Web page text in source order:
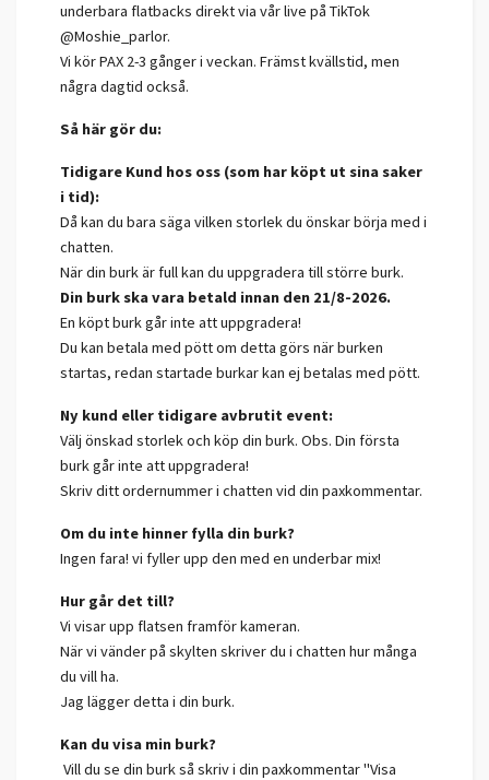
underbara flatbacks direkt via vår live på TikTok
@Moshie_parlor.
Vi kör PAX 2-3 gånger i veckan. Främst kvällstid, men
några dagtid också.
Så här gör du:
Tidigare Kund hos oss (som har köpt ut sina saker
i tid):
Då kan du bara säga vilken storlek du önskar börja med i
chatten.
När din burk är full kan du uppgradera till större burk.
Din burk ska vara betald innan den 21/8-2026.
En köpt burk går inte att uppgradera!
Du kan betala med pött om detta görs när burken
startas, redan startade burkar kan ej betalas med pött.
Ny kund eller tidigare avbrutit event:
Välj önskad storlek och köp din burk. Obs. Din första
burk går inte att uppgradera!
Skriv ditt ordernummer i chatten vid din paxkommentar.
Om du inte hinner fylla din burk?
Ingen fara! vi fyller upp den med en underbar mix!
Hur går det till?
Vi visar upp flatsen framför kameran.
När vi vänder på skylten skriver du i chatten hur många
du vill ha.
Jag lägger detta i din burk.
Kan du visa min burk?
Vill du se din burk så skriv i din paxkommentar "Visa